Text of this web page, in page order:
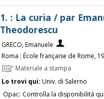
1. : La curia / par
Theodorescu
GRECO, Emanuele
Roma : École française de Rome,
Materiale a stampa
Lo trovi qui: Univ. di Salerno
Opac: Controlla la disponibilità